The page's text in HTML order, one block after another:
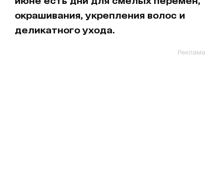
окрашивания, укрепления волос и
деликатного ухода.
Реклама